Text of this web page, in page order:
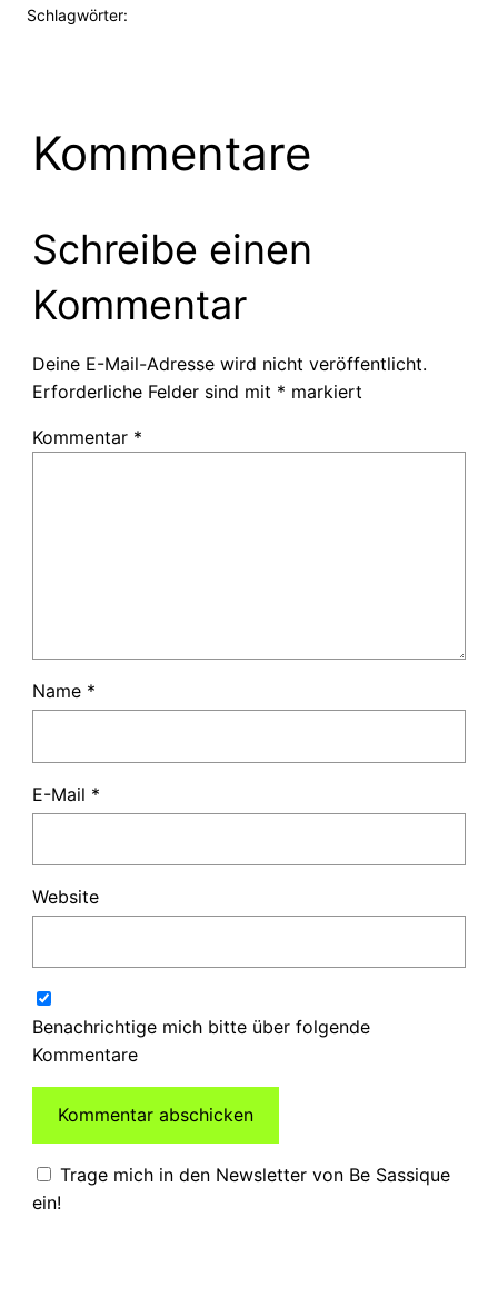
Schlagwörter:
Kommentare
Schreibe einen
Kommentar
Deine E-Mail-Adresse wird nicht veröffentlicht.
Erforderliche Felder sind mit * markiert
Kommentar *
Name *
E-Mail *
Website
Benachrichtige mich bitte über folgende
Kommentare
Trage mich in den Newsletter von Be Sassique
ein!